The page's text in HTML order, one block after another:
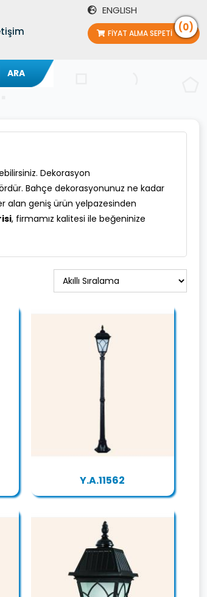
ENGLISH
FIYAT ALMA SEPETI (0)
ARA
Dekorasyon
Bahçe dekorasyonunuz ne kadar
alan geniş ürün yelpazesinden
, firmamız kalitesi ile beğeninize
Y.A.11562